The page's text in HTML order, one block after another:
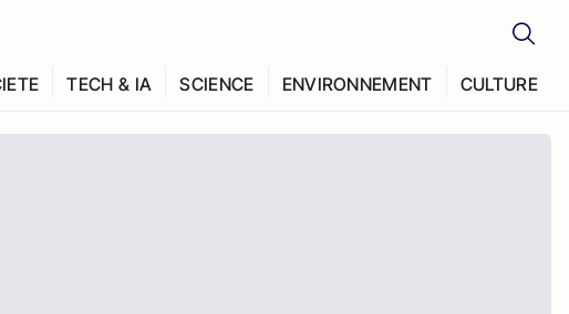
TECH & IA SCIENCE ENVIRONNEMENT CULTURE